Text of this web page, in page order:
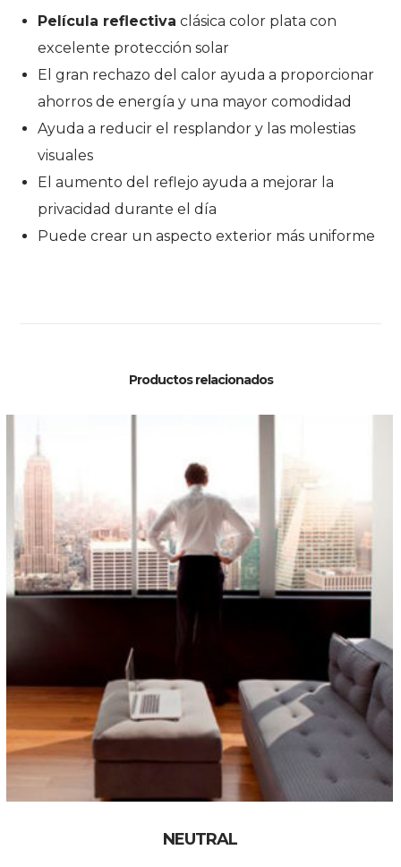
Película reflectiva clásica color plata con
excelente protección solar
El gran rechazo del calor ayuda a proporcionar
ahorros de energía y una mayor comodidad
Ayuda a reducir el resplandor y las molestias
visuales
El aumento del reflejo ayuda a mejorar la
privacidad durante el día
Puede crear un aspecto exterior más uniforme
Productos relacionados
NEUTRAL